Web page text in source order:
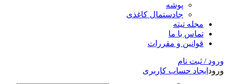
پوشه
جادستمال کاغذی
مجله تیته
تماس با ما
قوانین و مقررات
ورود / ثبت نام
ورود ایجاد حساب کاربری